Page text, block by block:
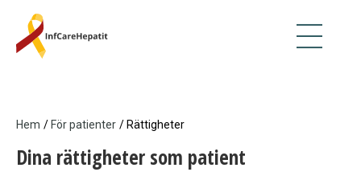
huvudinnehåll
Länkstig
Hem / För patienter / Rättigheter
Dina rättigheter som patient